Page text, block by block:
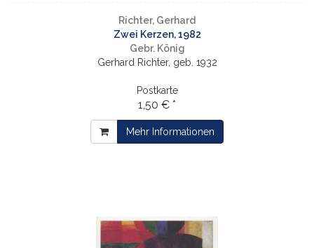
Richter, Gerhard
Zwei Kerzen, 1982
Gebr. König
Gerhard Richter, geb. 1932
Postkarte
1,50 € *
Mehr Informationen